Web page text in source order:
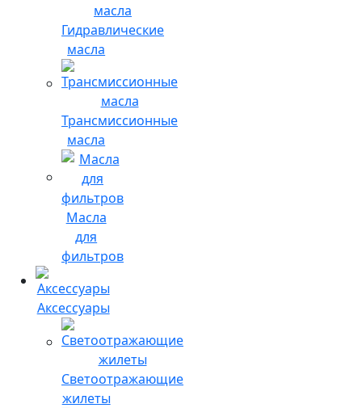
Гидравлические
масла
Трансмиссионные
масла
Масла
для
фильтров
Аксессуары
Светоотражающие
жилеты